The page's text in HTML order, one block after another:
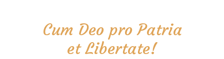
Cum Deo pro Patria
et Libertate!